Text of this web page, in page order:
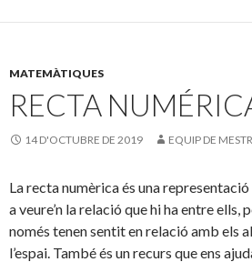
b
o
o
k
er p
te
ix
MATEMÀTIQUES
RECTA
14 D'OCTUBRE DE 2019 EQUIP DE
La recta numèrica és una
a veure’n la relació que hi ha entre ells,
només tenen sentit en relació amb els
l’espai. També és un recurs que ens